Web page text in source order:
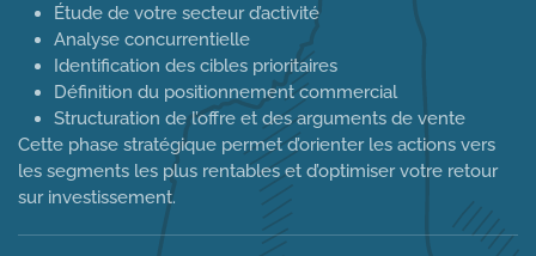
Étude de votre secteur d’activité
Analyse concurrentielle
Identification des cibles prioritaires
Définition du positionnement commercial
Structuration de l’offre et des arguments de vente
Cette phase stratégique permet d’orienter les actions vers
les segments les plus rentables et d’optimiser votre retour
sur investissement.